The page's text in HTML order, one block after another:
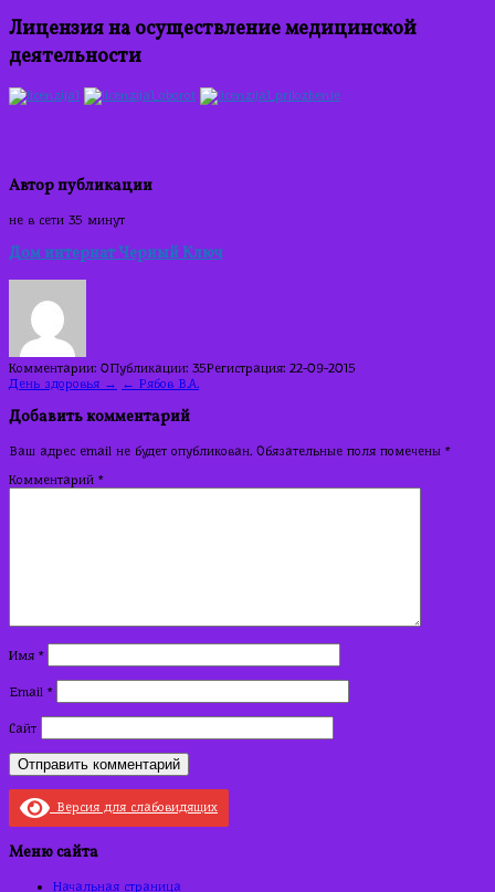
Лицензия на осуществление медицинской
деятельности
Автор публикации
не в сети 35 минут
Дом интернат Черный Ключ
Комментарии: 0Публикации: 35Регистрация: 22-09-2015
Навигация
по
записям
День здоровья → ← Рябов В.А.
Добавить комментарий
Ваш адрес email не будет опубликован. Обязательные поля помечены *
Комментарий *
Имя *
Email *
Сайт
Версия для слабовидящих
Меню сайта
Начальная страница